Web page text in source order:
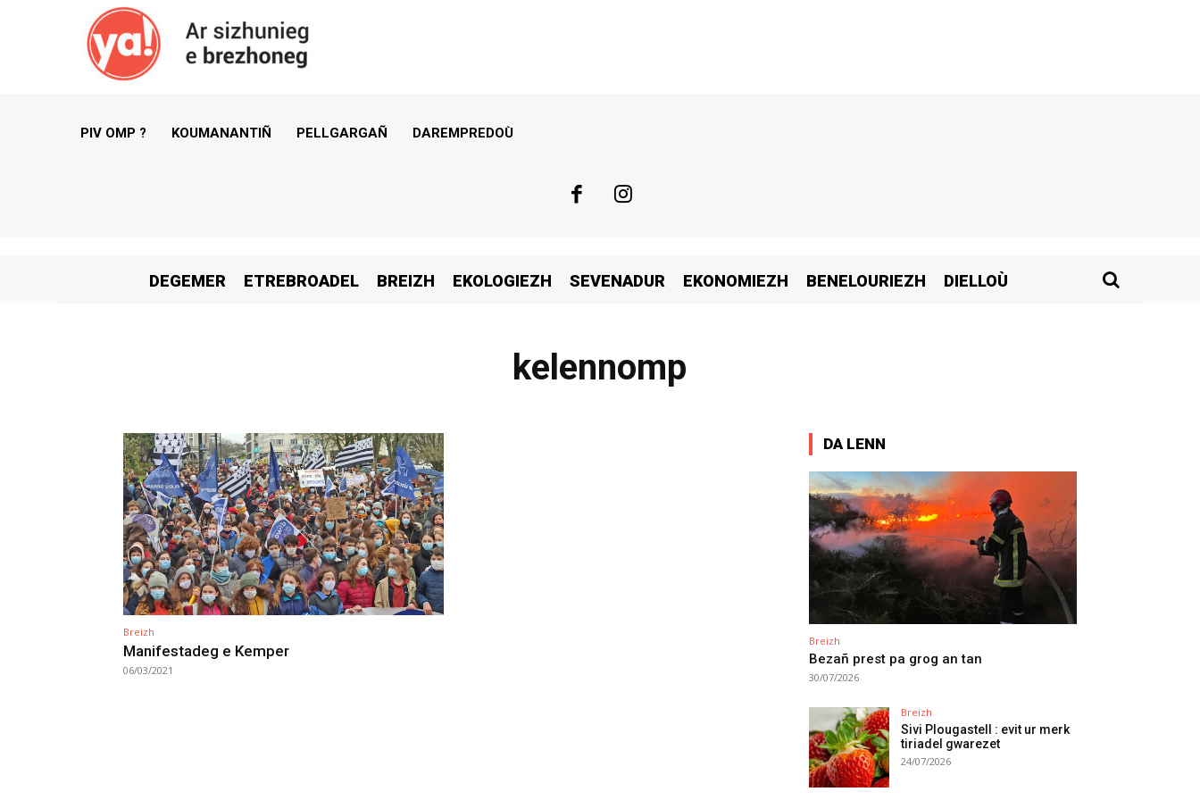
PIV OMP ? KOUMANANTIÑ PELLGARGAÑ DAREMPREDOÙ
DEGEMER ETREBROADEL BREIZH EKOLOGIEZH SEVENADUR EKONOMIEZH BENELOURIEZH DIELLOÙ
kelennomp
Breizh
Manifestadeg e Kemper
06/03/2021
DA LENN
Breizh
Bezañ prest pa grog an tan
30/07/2026
Breizh
Sivi Plougastell : evit ur merk
tiriadel gwarezet
24/07/2026